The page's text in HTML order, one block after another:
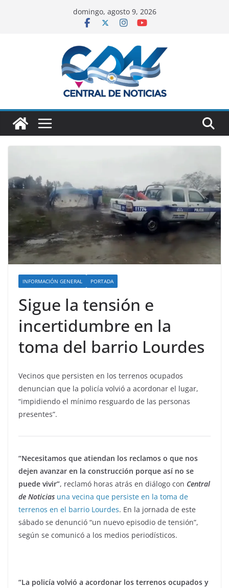
domingo, agosto 9, 2026
INFORMACIÓN GENERAL PORTADA
Sigue la tensión e
incertidumbre en la
toma del barrio Lourdes
Vecinos que persisten en los terrenos ocupados
denuncian que la policía volvió a acordonar el lugar,
“impidiendo el mínimo resguardo de las personas
presentes”.
“Necesitamos que atiendan los reclamos o que nos
dejen avanzar en la construcción porque así no se
puede vivir”, reclamó horas atrás en diálogo con Central
de Noticias una vecina que persiste en la toma de
terrenos en el barrio Lourdes. En la jornada de este
sábado se denunció “un nuevo episodio de tensión”,
según se comunicó a los medios periodísticos.
“La policía volvió a acordonar los terrenos ocupados y